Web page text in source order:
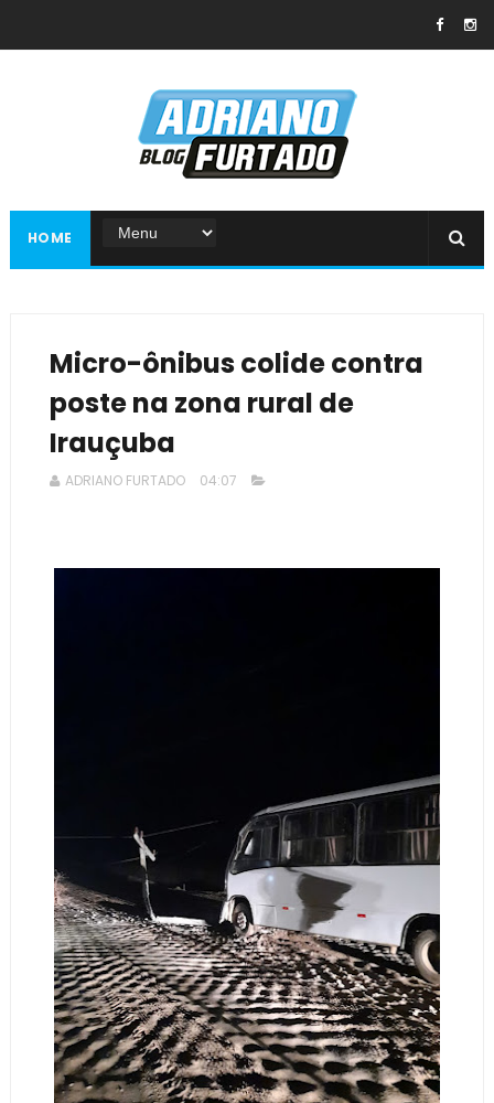
HOME
Micro-ônibus colide contra
poste na zona rural de
Irauçuba
ADRIANO FURTADO 04:07